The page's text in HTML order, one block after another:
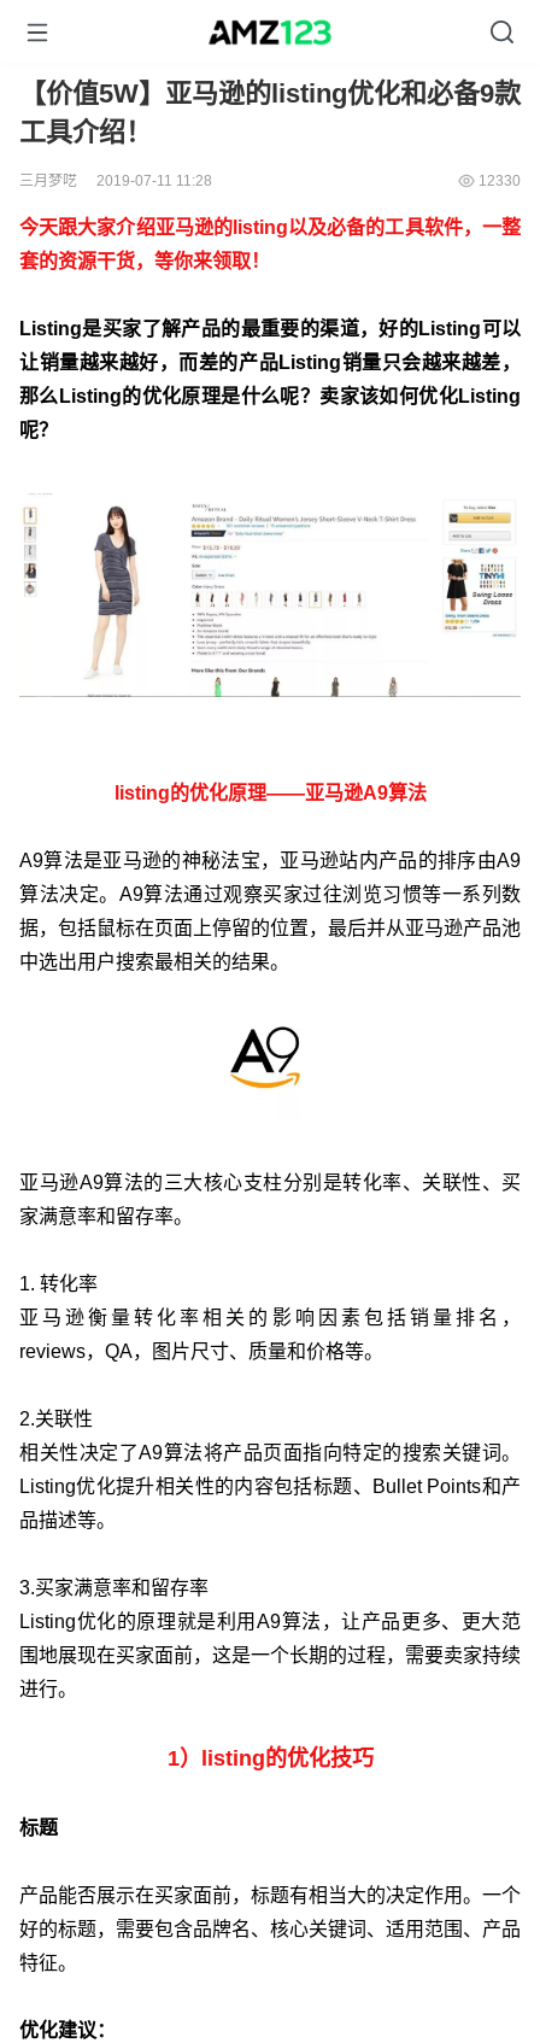
【价值5W】亚马逊的listing优化和必备9款
工具介绍！
三月梦呓 2019-07-11 11:28 12330
今天跟大家介绍亚马逊的listing以及必备的工具软件，一整
套的资源干货，等你来领取！
Listing是买家了解产品的最重要的渠道，好的Listing可以
让销量越来越好，而差的产品Listing销量只会越来越差，
那么Listing的优化原理是什么呢？卖家该如何优化Listing
呢？
listing的优化原理——亚马逊A9算法
A9算法是亚马逊的神秘法宝，亚马逊站内产品的排序由A9
算法决定。A9算法通过观察买家过往浏览习惯等一系列数
据，包括鼠标在页面上停留的位置，最后并从亚马逊产品池
中选出用户搜索最相关的结果。
亚马逊A9算法的三大核心支柱分别是转化率、关联性、买
家满意率和留存率。
1. 转化率
亚马逊衡量转化率相关的影响因素包括销量排名，
reviews，QA，图片尺寸、质量和价格等。
2.关联性
相关性决定了A9算法将产品页面指向特定的搜索关键词。
Listing优化提升相关性的内容包括标题、Bullet Points和产
品描述等。
3.买家满意率和留存率
Listing优化的原理就是利用A9算法，让产品更多、更大范
围地展现在买家面前，这是一个长期的过程，需要卖家持续
进行。
1）listing的优化技巧
标题
产品能否展示在买家面前，标题有相当大的决定作用。一个
好的标题，需要包含品牌名、核心关键词、适用范围、产品
特征。
优化建议：